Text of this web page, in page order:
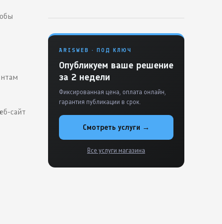
сайт
ARISWEB · ПОД КЛЮЧ
Опубликуем ваше решение
за 2 недели
Фиксированная цена, оплата онлайн,
гарантия публикации в срок.
Смотреть услуги →
Все услуги магазина